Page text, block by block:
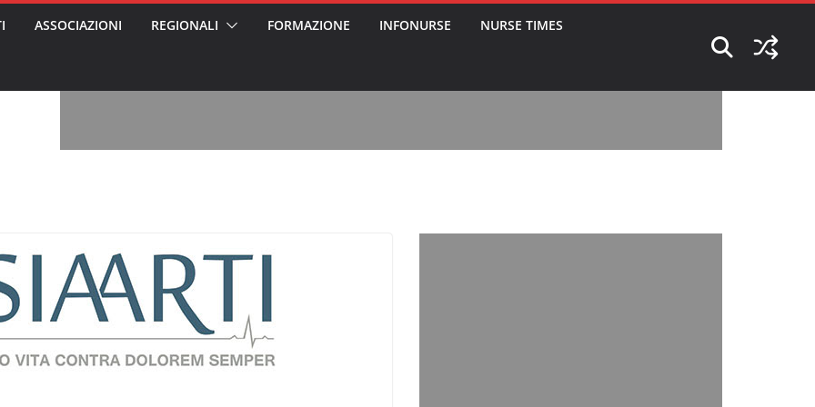
l’analisi di
gli oss?”
abusi
agli
di riposo
ASSOCIAZIONI REGIONALI FORMAZIONE INFONURSE NURSE TIMES